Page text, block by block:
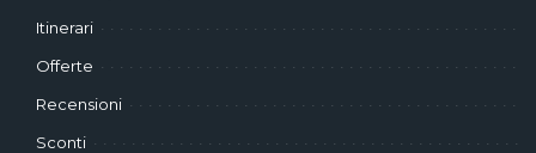
Itinerari
Offerte
Recensioni
Sconti